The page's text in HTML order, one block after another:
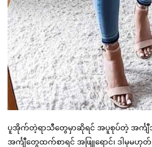
ပူအိုက်တဲ့ရာသီတွေမှာဆိုရင် အပူစုပ်တဲ့ အင်္ကျီ
အင်္ကျီတွေထက်စာရင် အဖြူရောင်၊ ဒါမှမဟုတ်